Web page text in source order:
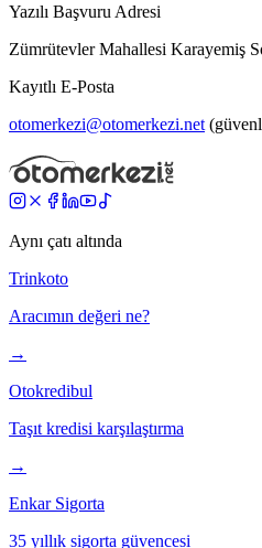
Yazılı Başvuru Adresi
Zümrütevler Mahallesi Karayemiş
Kayıtlı E-Posta
otomerkezi@otomerkezi.net
Aynı çatı altında
Trinkoto
Aracımın değeri ne?
→
Otokredibul
Taşıt kredisi karşılaştırma
→
Enkar Sigorta
35 yıllık sigorta güvencesi